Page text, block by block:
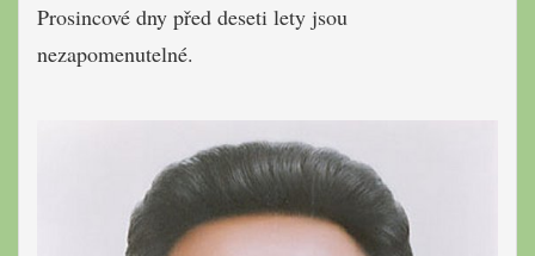
Prosincové dny před deseti lety jsou
nezapomenutelné.